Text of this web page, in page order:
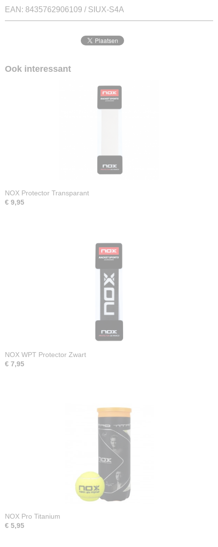
EAN: 8435762906109 / SIUX-S4A
Ook interessant
NOX Protector Transparant
€ 9,95
NOX WPT Protector Zwart
€ 7,95
NOX Pro Titanium
€ 5,95